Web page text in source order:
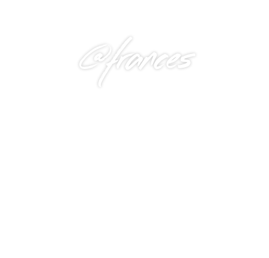
@frances